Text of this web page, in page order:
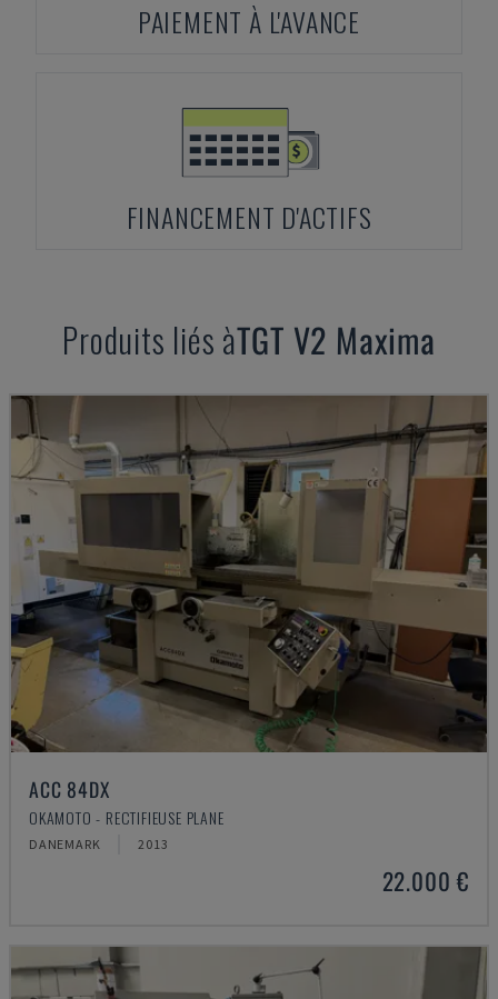
PAIEMENT À L'AVANCE
FINANCEMENT D'ACTIFS
Produits liés àTGT V2 Maxima
ACC 84DX
OKAMOTO - RECTIFIEUSE PLANE
DANEMARK 2013
22.000 €